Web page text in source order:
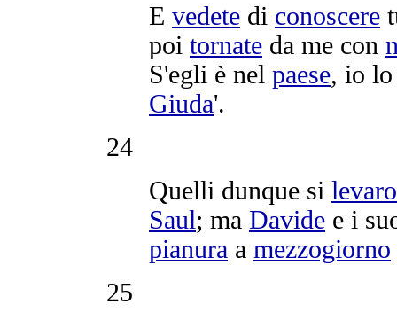
E vedete di conoscere
poi tornate da me con
S'egli è nel paese, io
Giuda'.
24
Quelli dunque si
Saul; ma Davide e i
pianura a mezzogiorno
25